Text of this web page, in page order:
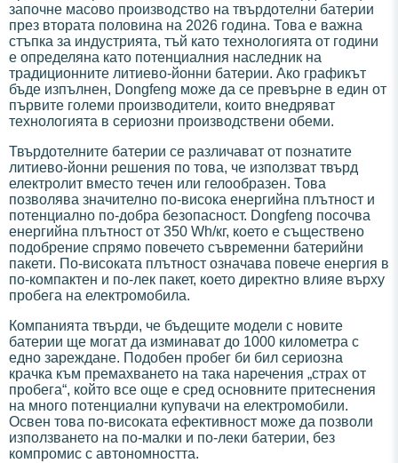
започне масово производство на твърдотелни батерии
през втората половина на 2026 година. Това е важна
стъпка за индустрията, тъй като технологията от години
е определяна като потенциалния наследник на
традиционните литиево-йонни батерии. Ако графикът
бъде изпълнен, Dongfeng може да се превърне в един от
първите големи производители, които внедряват
технологията в сериозни производствени обеми.
Твърдотелните батерии се различават от познатите
литиево-йонни решения по това, че използват твърд
електролит вместо течен или гелообразен. Това
позволява значително по-висока енергийна плътност и
потенциално по-добра безопасност. Dongfeng посочва
енергийна плътност от 350 Wh/кг, което е съществено
подобрение спрямо повечето съвременни батерийни
пакети. По-високата плътност означава повече енергия в
по-компактен и по-лек пакет, което директно влияе върху
пробега на електромобила.
Компанията твърди, че бъдещите модели с новите
батерии ще могат да изминават до 1000 километра с
едно зареждане. Подобен пробег би бил сериозна
крачка към премахването на така наречения „страх от
пробега“, който все още е сред основните притеснения
на много потенциални купувачи на електромобили.
Освен това по-високата ефективност може да позволи
използването на по-малки и по-леки батерии, без
компромис с автономността.